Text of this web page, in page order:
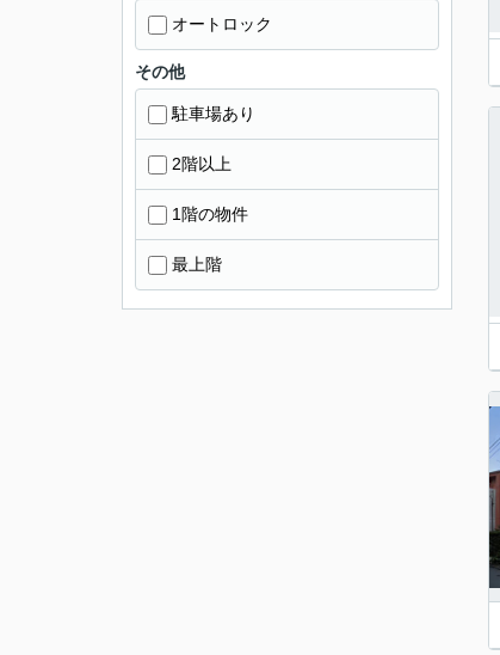
オートロック
その他
駐車場あり
2階以上
1階の物件
最上階